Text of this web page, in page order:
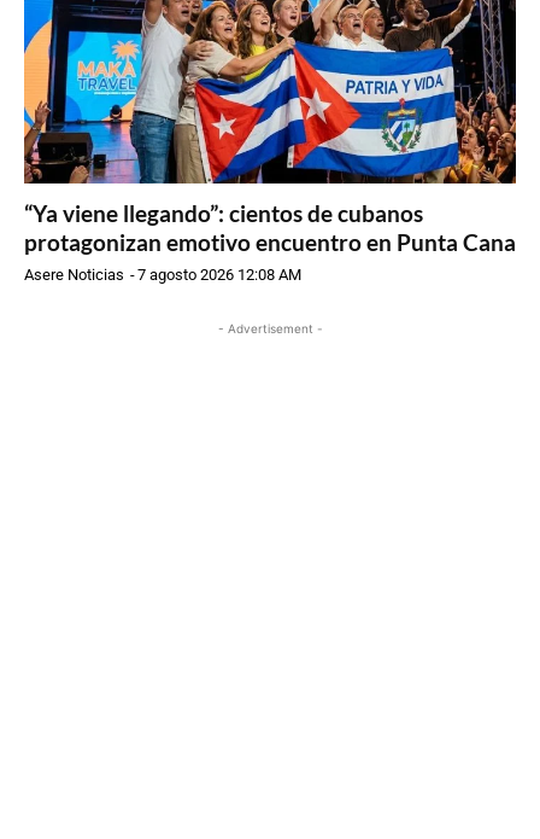
“Ya viene llegando”: cientos de cubanos
protagonizan emotivo encuentro en Punta Cana
Asere Noticias -7 agosto 2026 12:08 AM
- Advertisement -